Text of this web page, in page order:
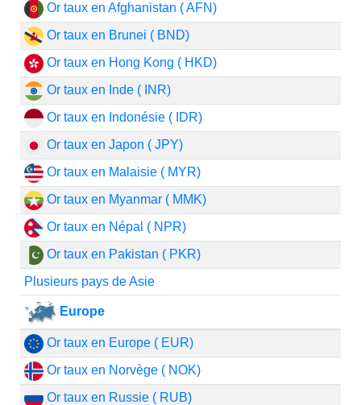
Or taux en Afghanistan ( AFN)
Or taux en Brunei ( BND)
Or taux en Hong Kong ( HKD)
Or taux en Inde ( INR)
Or taux en Indonésie ( IDR)
Or taux en Japon ( JPY)
Or taux en Malaisie ( MYR)
Or taux en Myanmar ( MMK)
Or taux en Népal ( NPR)
Or taux en Pakistan ( PKR)
Plusieurs pays de Asie
Europe
Or taux en Europe ( EUR)
Or taux en Norvège ( NOK)
Or taux en Russie ( RUB)